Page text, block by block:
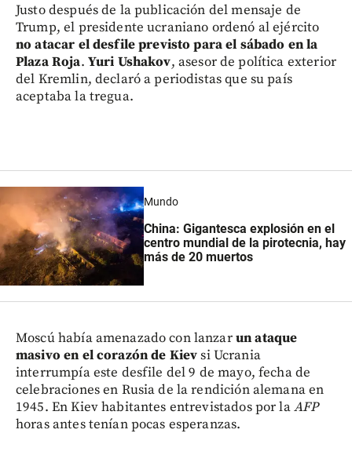
Justo después de la publicación del mensaje de
Trump, el presidente ucraniano ordenó al ejército
no atacar el desfile previsto para el sábado en la
Plaza Roja. Yuri Ushakov, asesor de política exterior
del Kremlin, declaró a periodistas que su país
aceptaba la tregua.
Mundo
China: Gigantesca explosión en el
centro mundial de la pirotecnia, hay
más de 20 muertos
Moscú había amenazado con lanzarun ataque
masivo en el corazón de Kievsi Ucrania
interrumpía este desfile del 9 de mayo, fecha de
celebraciones en Rusia de la rendición alemana en
1945. En Kiev habitantes entrevistados por laAFP
horas antes tenían pocas esperanzas.